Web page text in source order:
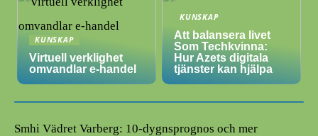
KUNSKAP
Virtuell verklighet
omvandlar e-handel
KUNSKAP
Att balansera livet
Som Techkvinna:
Hur Azets digitala
tjänster kan hjälpa
Smhi Vädret Varberg: 10-dygnsprognos och mer